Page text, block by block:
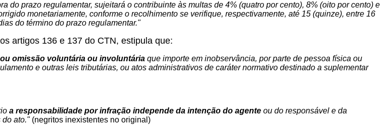
do prazo regulamentar, sujeitará o contribuinte às multas de 4% (quatro por cento), 8% (oito por cento) e
monetariamente, conforme o recolhimento se verifique, respectivamente, até 15 (quinze), entre 16
do término do prazo regulamentar."
artigos 136 e 137 do CTN, estipula que:
omissão voluntária ou involuntária que importe em inobservância, por parte de pessoa física ou
e outras leis tributárias, ou atos administrativos de caráter normativo destinado a suplementar
a responsabilidade por infração independe da intenção do agente ou do responsável e da
do ato."(negritos inexistentes no original)